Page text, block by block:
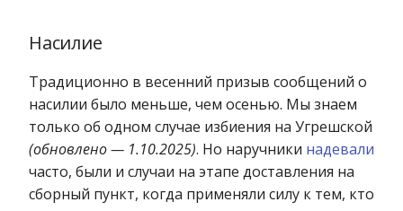
Насилие
Традиционно в весенний призыв сообщений о
насилии было меньше, чем осенью. Мы знаем
только об одном случае избиения на Угрешской
(обновлено — 1.10.2025). Но наручники надевали
часто, были и случаи на этапе доставления на
сборный пункт, когда применяли силу к тем, кто